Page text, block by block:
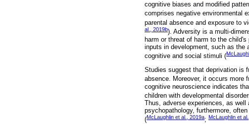
cognitive biases and modified
comprises negative environmental
parental absence and exposure to
al., 2019b). Adversity is a multi-
harm or threat of harm to the
inputs in development, such as the
cognitive and social stimuli (
Studies suggest that deprivation is
absence. Moreover, it occurs more
cognitive neuroscience indicates
children with developmental
Thus, adverse experiences, as
psychopathology, furthermore,
(McLaughlin et al., 2019a; McLaughlin et